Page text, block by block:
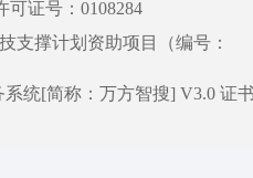
证号：0108284
支撑计划资助项目（编号：
统[简称：万方智搜] V3.0 证